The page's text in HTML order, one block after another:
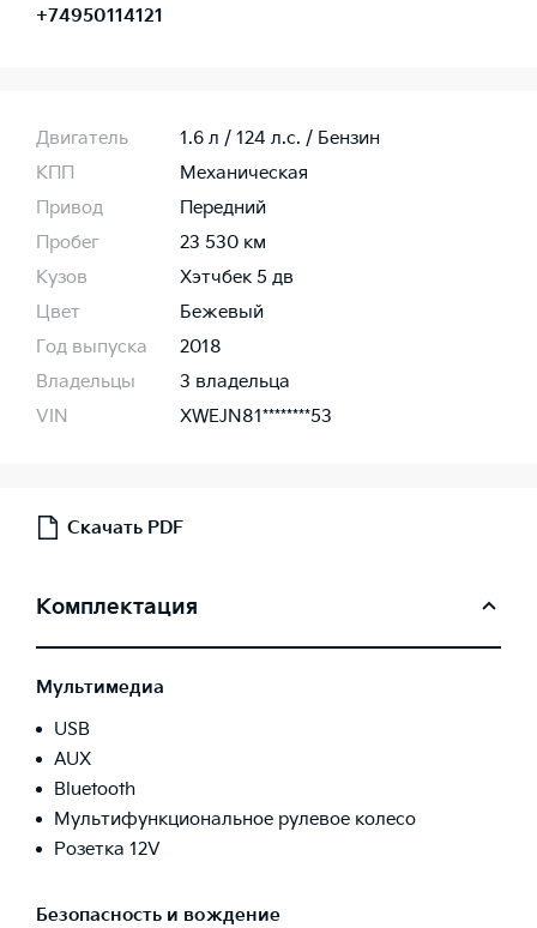
+74950114121
Двигатель
1.6 л / 124 л.c. / Бензин
КПП
Механическая
Привод
Передний
Пробег
23 530 км
Кузов
Хэтчбек 5 дв
Цвет
Бежевый
Год выпуска
2018
Владельцы
3 владельца
VIN
XWEJN81********53
Скачать PDF
Комплектация
Мультимедиа
USB
AUX
Bluetooth
Мультифункциональное рулевое колесо
Розетка 12V
Безопасность и вождение